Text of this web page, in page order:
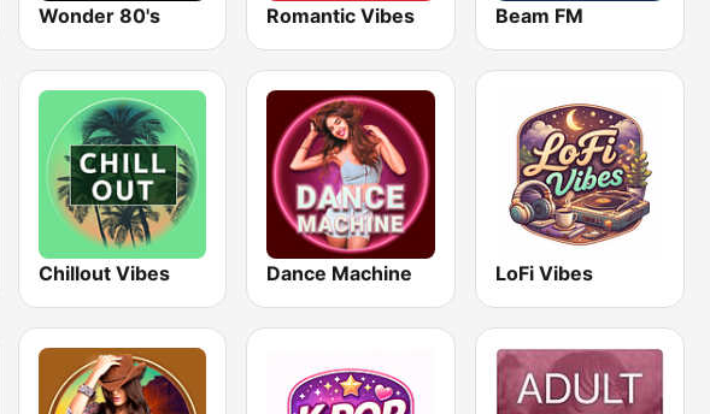
Wonder 80's Romantic Vibes Beam FM
Chillout Vibes Dance Machine LoFi Vibes